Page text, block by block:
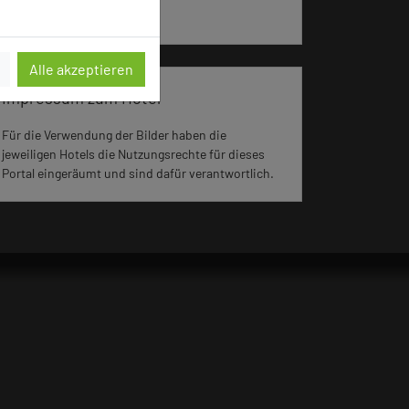
Alle akzeptieren
Impressum zum Hotel
Für die Verwendung der Bilder haben die
jeweiligen Hotels die Nutzungsrechte für dieses
Portal eingeräumt und sind dafür verantwortlich.